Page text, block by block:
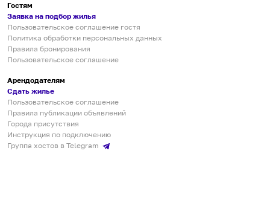
Гостям
Заявка на подбор жилья
Пользовательское соглашение гостя
Политика обработки персональных данных
Правила бронирования
Пользовательское соглашение
Арендодателям
Сдать жилье
Пользовательское соглашение
Правила публикации объявлений
Города присутствия
Инструкция по подключению
Группа хостов в Telegram